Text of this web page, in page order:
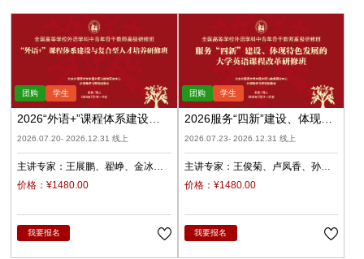
2026“外语+”课程体系建设与
复合型人才培养（录播）
2026.07.20- 2026.12.31 线上
主讲专家：王展鹏 翟峥
金冰
张清
杨天娲
价格：¥1480.00
我要报名
2026服务“四新”建设、体现特
色发展的大学英语课程改革
2026.07.23- 2026.12.31 线上
主讲专家： 王俊菊 卢凤香
孙
瑜
柳睿
价格：¥1480.00
我要报名